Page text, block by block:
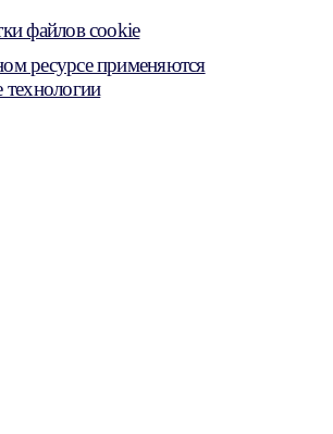
файлов cookie
ресурсе применяются
технологии